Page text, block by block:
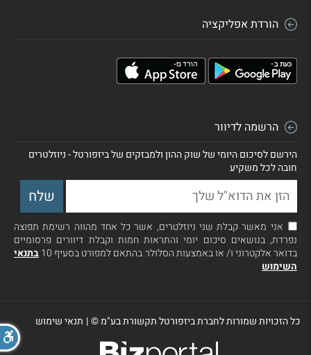
הורדת אפליקציה
הרשמה לדיוור
הירשם לסיכום היומי של שוק ההון ולמבזקים של ביזפורטל - ניוזלטרים
חובה לכל משקיע
אני מאשר קבלת שני ניוזלטרים, אשר כל אחד מהווה רשימת תפוצה
נפרדת, בנושאים סיכום יומי והתראות חמות וקבלת דיוורים פרסומיים
בדואר אלקטרוני ו/ או באמצעות הסלולר בהתאם למפורט בסעיף 10
בתנאי
השימוש
כל הזכויות שמורות לחברת ביזפורטל תקשורת בע"מ ©| תנאי שימוש